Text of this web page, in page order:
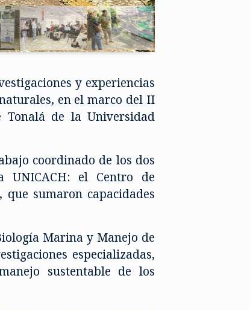
y experiencias
en el marco del II
Tonalá de la Universidad
coordinado de los dos
UNICACH: el Centro de
sumaron capacidades
Marina y Manejo de
especializadas,
sustentable de los